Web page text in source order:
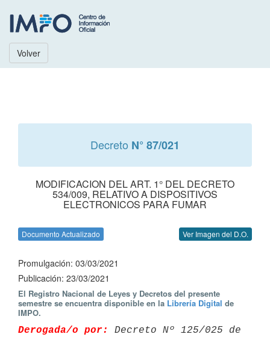
Volver
Decreto N° 87/021
MODIFICACION DEL ART. 1° DEL DECRETO
534/009, RELATIVO A DISPOSITIVOS
ELECTRONICOS PARA FUMAR
Documento Actualizado Ver Imagen del D.O.
Promulgación: 03/03/2021
Publicación: 23/03/2021
El Registro Nacional de Leyes y Decretos del presente
semestre se encuentra disponible en la Librería Digital de
IMPO.
Derogada/o por:
Decreto Nº 125/025 de